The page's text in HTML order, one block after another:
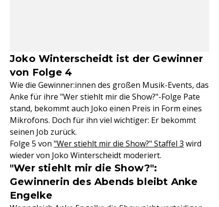
Joko Winterscheidt ist der Gewinner
von Folge 4
Wie die Gewinner:innen des großen Musik-Events, das
Anke für ihre "Wer stiehlt mir die Show?"-Folge Pate
stand, bekommt auch Joko einen Preis in Form eines
Mikrofons. Doch für ihn viel wichtiger: Er bekommt
seinen Job zurück.
Folge 5 von "Wer stiehlt mir die Show?" Staffel 3 wird
wieder von Joko Winterscheidt moderiert.
"Wer stiehlt mir die Show?":
Gewinnerin des Abends bleibt Anke
Engelke